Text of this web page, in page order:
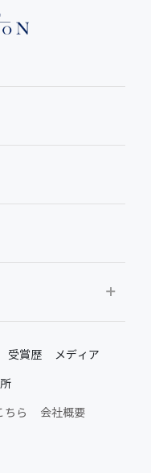
受賞歴 メディア
ちら 会社概要